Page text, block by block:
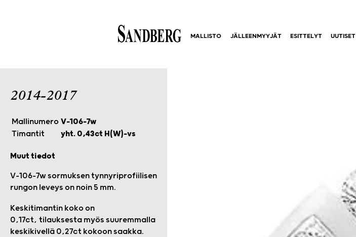
2014-2017
Mallinumero V-106-7w
Timantit
yht. 0,43ct H(W)-vs
Muut tiedot
V-106-7w sormuksen tynnyriprofiilisen
rungon leveys on noin 5 mm.
Keskitimantin koko on
0,17ct, tilauksesta myös suuremmalla
keskikivellä 0,27ct kokoon saakka.
MALLISTO JÄLLEENMYYJÄT ESITTELYT UUTISET